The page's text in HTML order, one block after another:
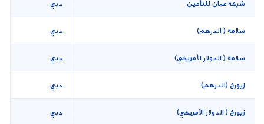
شركة عمان للتأمين دبي
سلامة ( الدرهم) دبي
سلامة ( الدولار الأمريكي) دبي
زيورخ (الدرهم) دبي
زيورخ ( الدولار الأمريكي) دبي